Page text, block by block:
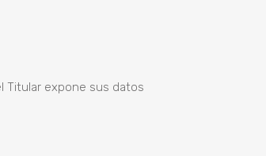
Titular expone sus datos